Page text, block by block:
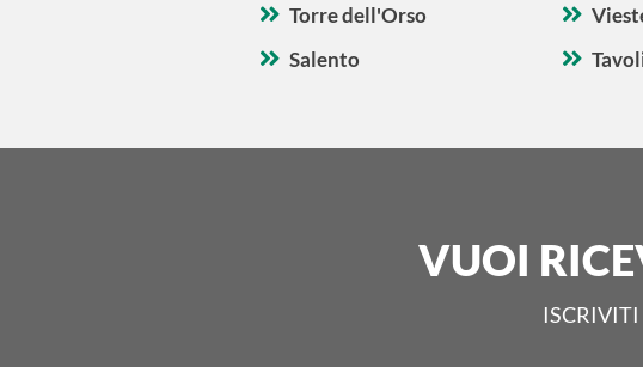
Torre dell'Orso
Salento
VUOI
ISCRIVITI